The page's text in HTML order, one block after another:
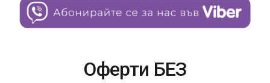
Оферти БЕЗ